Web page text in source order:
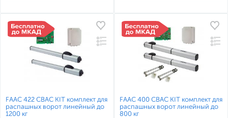
FAAC 422 CBAC KIT комплект для
распашных ворот линейный до
1200 кг
FAAC 400 CBAC KIT комплект для
распашных ворот линейный до
800 кг